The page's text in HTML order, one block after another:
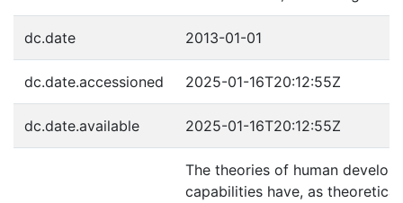
dc.date 2013-01-01
dc.date.accessioned 2025-01-16T20:12:55Z
dc.date.available 2025-01-16T20:12:55Z
The theories of human
capabilities have, as